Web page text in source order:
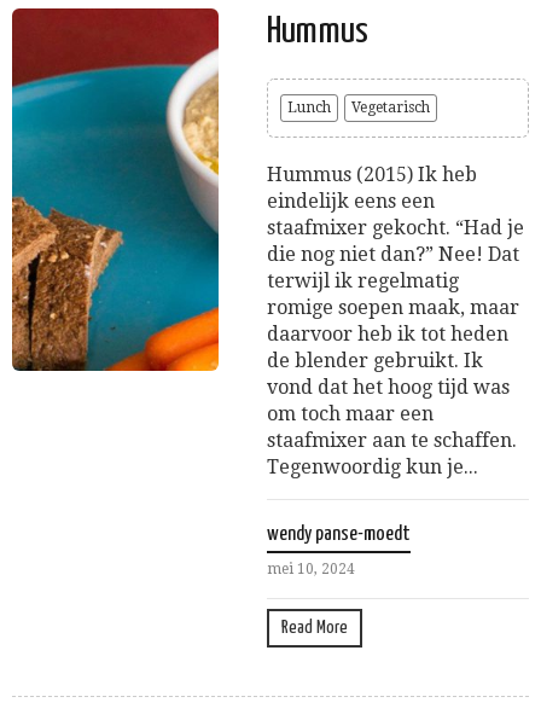
Hummus
Lunch Vegetarisch
Hummus (2015) Ik heb
eindelijk eens een
staafmixer gekocht. “Had je
die nog niet dan?” Nee! Dat
terwijl ik regelmatig
romige soepen maak, maar
daarvoor heb ik tot heden
de blender gebruikt. Ik
vond dat het hoog tijd was
om toch maar een
staafmixer aan te schaffen.
Tegenwoordig kun je...
wendy panse-moedt
mei 10, 2024
Read More